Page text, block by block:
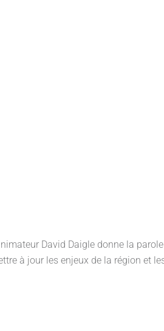
David Daigle donne la
à jour les enjeux de la région et